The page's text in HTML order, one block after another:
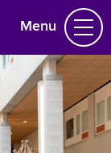
Menu